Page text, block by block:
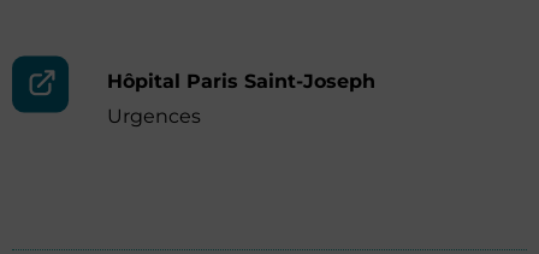
Hôpital Paris Saint-Joseph
Urgences